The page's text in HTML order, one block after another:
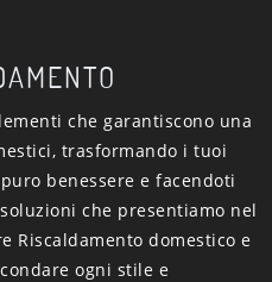
che garantiscono una
trasformando i tuoi
benessere e facendoti
che presentiamo nel
Riscaldamento domestico e
ogni stile e